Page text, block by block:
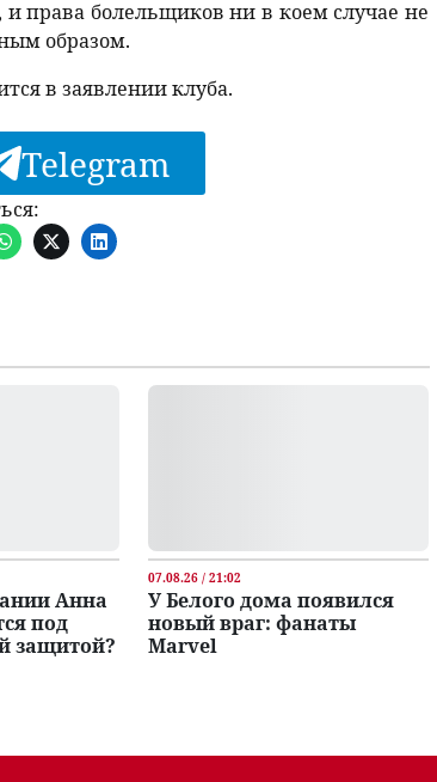
и права болельщиков ни в коем случае не
образом.
в заявлении клуба.
Telegram
Анна
под
защитой?
07.08.26 / 21:02
У Белого дома появился
новый враг: фанаты
Marvel